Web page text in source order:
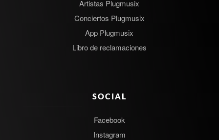
Artistas Plugmusix
Conciertos Plugmusix
App Plugmusix
Libro de reclamaciones
SOCIAL
Facebook
Instagram